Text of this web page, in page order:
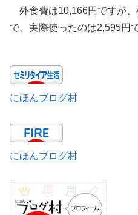
外食費は10,166円ですが
で、実際使ったのは2,595円
にほんブログ村
にほんブログ村